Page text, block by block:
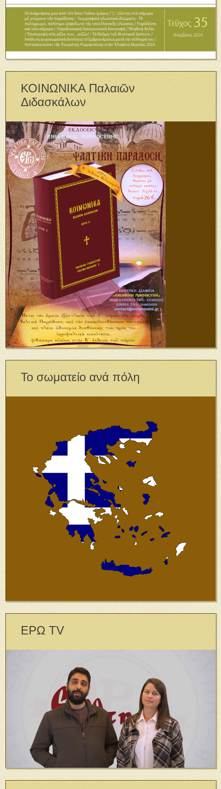
ΚΟΙΝΩΝΙΚΑ Παλαιῶν
Διδασκάλων
Το σωματείο ανά πόλη
ΕΡΩ TV